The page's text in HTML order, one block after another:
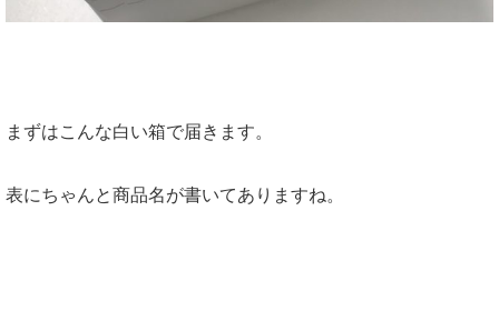
まずはこんな白い箱で届きます。
表にちゃんと商品名が書いてありますね。